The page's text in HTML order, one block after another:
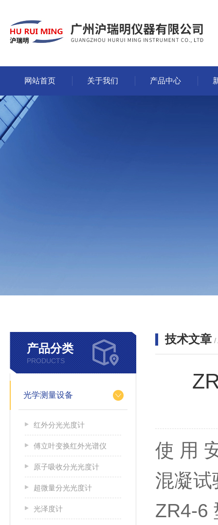
网站首页 关于我们 产品中心
产品分类
PRODUCTS
光学测量设备
红外分光光度计
傅立叶变换红外光谱仪
原子吸收分光光度计
超微量分光光度计
光泽度计
技术文章 /
使 用
混凝试
ZR4-6